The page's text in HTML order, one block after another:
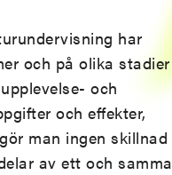
har
och på olika stadier
och
och effekter,
man ingen skillnad
av ett och samma